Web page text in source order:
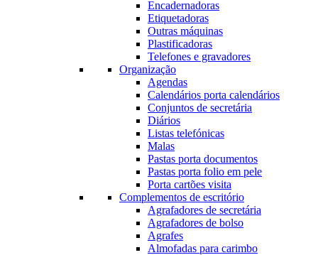
Encadernadoras
Etiquetadoras
Outras máquinas
Plastificadoras
Telefones e gravadores
Organização
Agendas
Calendários porta calendários
Conjuntos de secretária
Diários
Listas telefónicas
Malas
Pastas porta documentos
Pastas porta folio em pele
Porta cartões visita
Complementos de escritório
Agrafadores de secretária
Agrafadores de bolso
Agrafes
Almofadas para carimbo